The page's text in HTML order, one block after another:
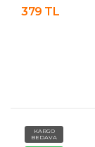
379 TL
KARGO
BEDAVA